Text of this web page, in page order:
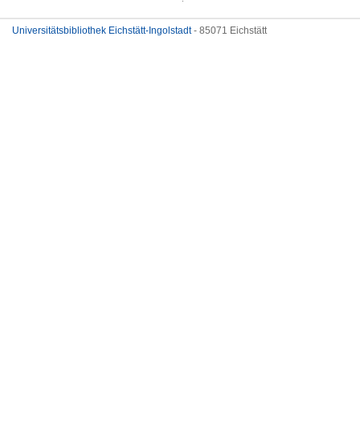
Universitätsbibliothek Eichstätt-Ingolstadt- 85071 Eichstätt